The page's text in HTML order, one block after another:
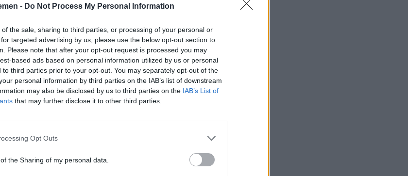
- Do Not Process My Personal Information
the sale, sharing to third parties, or processing of your personal or
targeted advertising by us, please use the below opt-out section to
Please note that after your opt-out request is processed you may
based ads based on personal information utilized by us or personal
to third parties prior to your opt-out. You may separately opt-out of the
personal information by third parties on the IAB’s list of downstream
may also be disclosed by us to third parties on the IAB’s List of
that may further disclose it to other third parties.
Opt Outs
the Sharing of my personal data.